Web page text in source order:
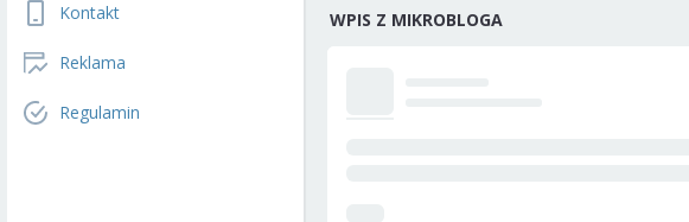
Kontakt
Reklama
Regulamin
WPIS Z MIKROBLOGA